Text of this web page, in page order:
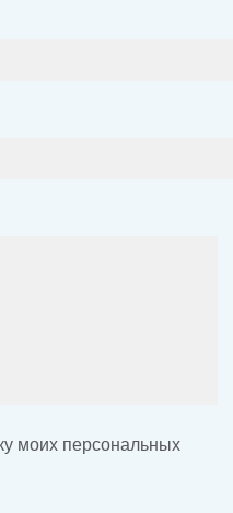
моих персональных